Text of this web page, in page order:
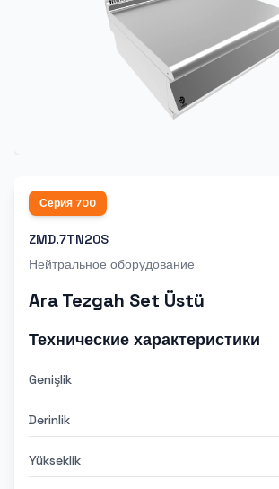
Серия700
ZMD.7TN20S
Нейтральное оборудование
Ara Tezgah Set Üstü
Технические характеристики
Genişlik
Derinlik
Yükseklik